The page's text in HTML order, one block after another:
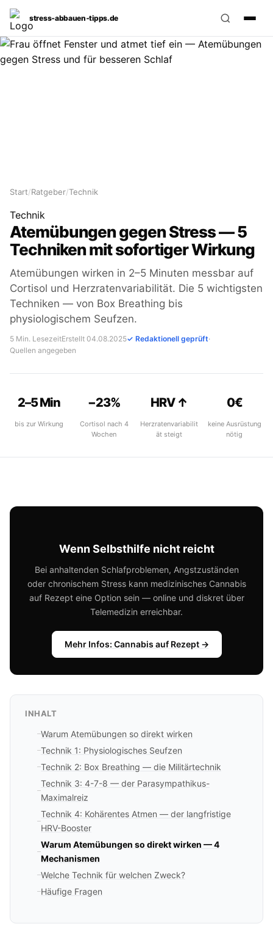
stress‑abbauen‑tipps.de
Start/Ratgeber/Technik
Technik
Atemübungen gegen Stress — 5
Techniken mit sofortiger Wirkung
Atemübungen wirken in 2–5 Minuten messbar auf
Cortisol und Herzratenvariabilität. Die 5 wichtigsten
Techniken — von Box Breathing bis
physiologischem Seufzen.
5 Min. LesezeitErstellt 04.08.2025✓ Redaktionell geprüft·
Quellen angegeben
2–5 Min
bis zur Wirkung
−23%
Cortisol nach 4
Wochen
HRV ↑
Herzratenvariabilit
ät steigt
0€
keine Ausrüstung
nötig
Wenn Selbsthilfe nicht reicht
Bei anhaltenden Schlafproblemen, Angstzuständen
oder chronischem Stress kann medizinisches Cannabis
auf Rezept eine Option sein — online und diskret über
Telemedizin erreichbar.
Mehr Infos: Cannabis auf Rezept →
INHALT
Warum Atemübungen so direkt wirken
Technik 1: Physiologisches Seufzen
Technik 2: Box Breathing — die Militärtechnik
Technik 3: 4-7-8 — der Parasympathikus-
Maximalreiz
Technik 4: Kohärentes Atmen — der langfristige
HRV-Booster
Warum Atemübungen so direkt wirken — 4
Mechanismen
Welche Technik für welchen Zweck?
Häufige Fragen